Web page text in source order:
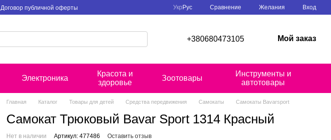
Договор публичной оферты Укр Рус Сравнение Желания Вход
+380680473105 Мой заказ
Электроника
Красота и
здоровье
Зоотовары
Инструменты и
автотовары
Главная Каталог Товары для детей Средства передвижения Самокаты Самокаты Bavarsport
Самокат Трюковый Bavar Sport 1314 Красный
Нет в наличии Артикул: 477486 Оставить отзыв